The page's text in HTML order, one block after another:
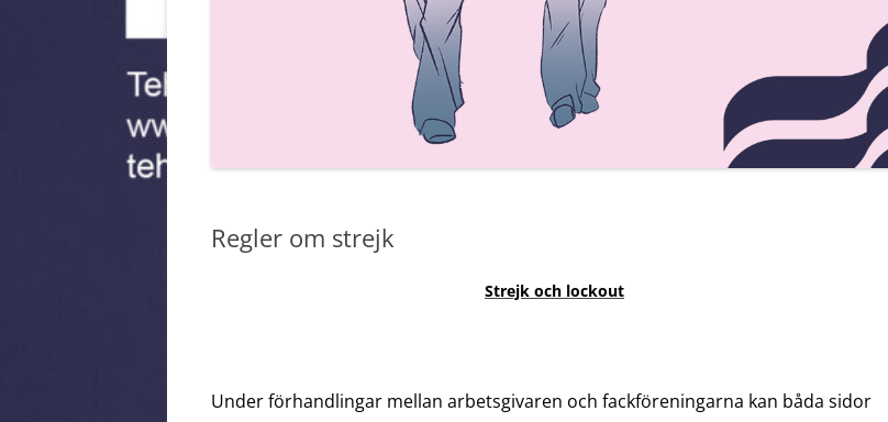
MEDLEMSMÄRKE
BRA ATT VETA OM
JÄMSTÄLLDHETSLAGEN
REGLER OM STREJK
Regler om strejk
Strejk och lockout
Under förhandlingar mellan arbetsgivaren och fackföreningarna kan båda sidor